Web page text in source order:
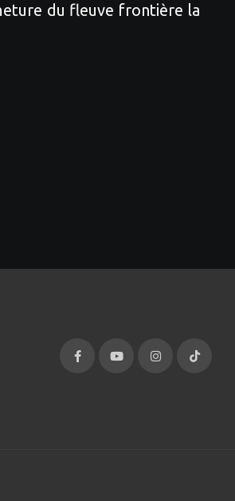
du fleuve frontière la